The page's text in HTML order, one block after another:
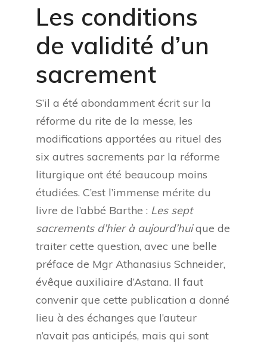
Les conditions
de validité d’un
sacrement
S’il a été abondamment écrit sur la
réforme du rite de la messe, les
modifications apportées au rituel des
six autres sacrements par la réforme
liturgique ont été beaucoup moins
étudiées. C’est l’immense mérite du
livre de l’abbé Barthe : Les sept
sacrements d’hier à aujourd’huique de
traiter cette question, avec une belle
préface de Mgr Athanasius Schneider,
évêque auxiliaire d’Astana. Il faut
convenir que cette publication a donné
lieu à des échanges que l’auteur
n’avait pas anticipés, mais qui sont